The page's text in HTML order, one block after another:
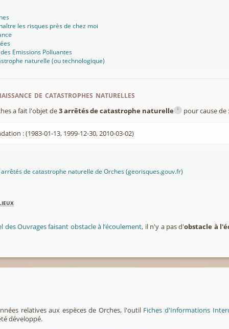
les risques près de chez moi
Emissions Polluantes
naturelle (ou technologique)
de catastrophes naturelles
a fait l'objet de3 arrêtés de catastrophe naturelle i pour cause de
: (1983-01-13, 1999-12-30, 2010-03-02)
de catastrophe naturelle de Orches (georisques.gouv.fr)
des Ouvrages faisant obstacle à l’écoulement, il n'y a pas d'obstacle à
relatives aux espèces de Orches, l'outil Fiches d'Informations
développé.